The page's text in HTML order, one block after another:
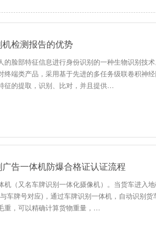
检测报告的优势
的脸部特征信息进行身份识别的一种生物识别技
终端类产品，采用基于先进的多任务级联卷积神
征的提取，识别、比对，并且提供…
告一体机防爆合格证认证流程
机（又名车牌识别一体化摄像机）。当货车进入
车牌号对应)，通过车牌识别一体机，自动识别货
重，可以精确计算货物重量，…